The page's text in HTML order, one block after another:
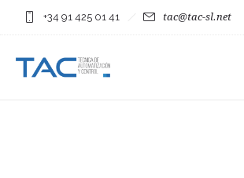
+34 91 425 01 41 tac@tac-sl.net